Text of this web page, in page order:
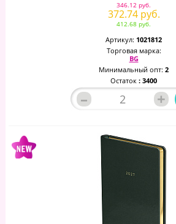
346.12 руб.
372.74 руб.
412.68 руб.
Артикул: 1021812
Торговая марка:
BG
Минимальный опт: 2
Остаток : 3400
– +